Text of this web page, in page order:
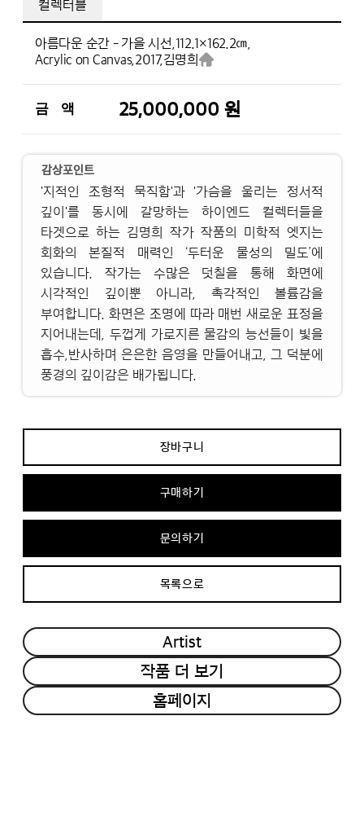
컬렉터블
아름다운 순간 - 가을 시선, 112.1×162.2㎝,
Acrylic on Canvas, 2017,김명희
금 액 25,000,000 원
감상포인트
'지적인 조형적 묵직함'과 '가슴을 울리는 정서적
깊이'를 동시에 갈망하는 하이엔드 컬렉터들을
타겟으로 하는 김명희 작가 작품의 미학적 엣지는
회화의 본질적 매력인 ‘두터운 물성의 밀도’에
있습니다. 작가는 수많은 덧칠을 통해 화면에
시각적인 깊이뿐 아니라, 촉각적인 볼륨감을
부여합니다. 화면은 조명에 따라 매번 새로운 표정을
지어내는데, 두껍게 가로지른 물감의 능선들이 빛을
흡수,반사하며 은은한 음영을 만들어내고, 그 덕분에
풍경의 깊이감은 배가됩니다.
장바구니
구매하기
문의하기
목록으로
Artist
작품 더 보기
홈페이지